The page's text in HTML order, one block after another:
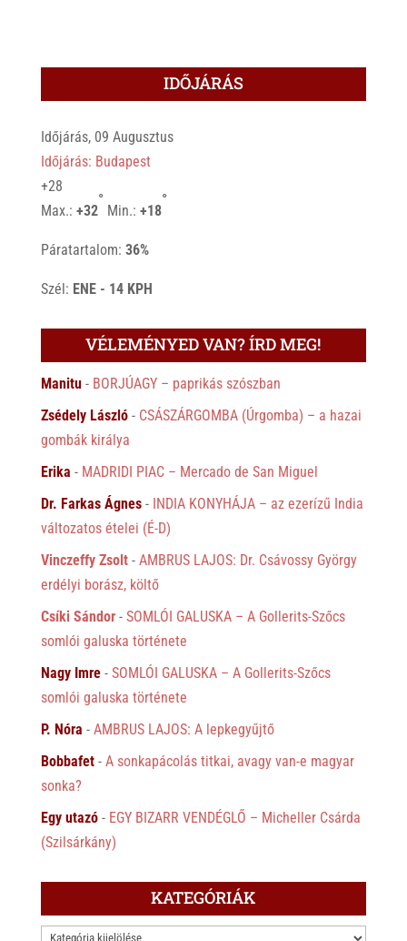
IDŐJÁRÁS
Időjárás, 09 Augusztus
Időjárás: Budapest
+28
Max.: +32
°
Min.: +18
°
Páratartalom: 36%
Szél: ENE - 14 KPH
VÉLEMÉNYED VAN? ÍRD MEG!
Manitu- BORJÚAGY – paprikás szószban
Zsédely László- CSÁSZÁRGOMBA (Úrgomba) – a hazai
gombák királya
Erika - MADRIDI PIAC – Mercado de San Miguel
Dr. Farkas Ágnes- INDIA KONYHÁJA – az ezerízű India
változatos ételei (É-D)
Vinczeffy Zsolt- AMBRUS LAJOS: Dr. Csávossy György
erdélyi borász, költő
Csíki Sándor- SOMLÓI GALUSKA – A Gollerits-Szőcs
somlói galuska története
Nagy Imre- SOMLÓI GALUSKA – A Gollerits-Szőcs
somlói galuska története
P. Nóra - AMBRUS LAJOS: A lepkegyűjtő
Bobbafet- A sonkapácolás titkai, avagy van-e magyar
sonka?
Egy utazó- EGY BIZARR VENDÉGLŐ – Micheller Csárda
(Szilsárkány)
KATEGÓRIÁK
KATEGÓRIÁK